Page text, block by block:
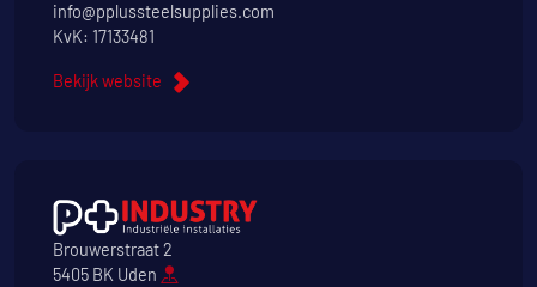
info@pplussteelsupplies.com
KvK: 17133481
Bekijk website
Brouwerstraat 2
5405 BK Uden